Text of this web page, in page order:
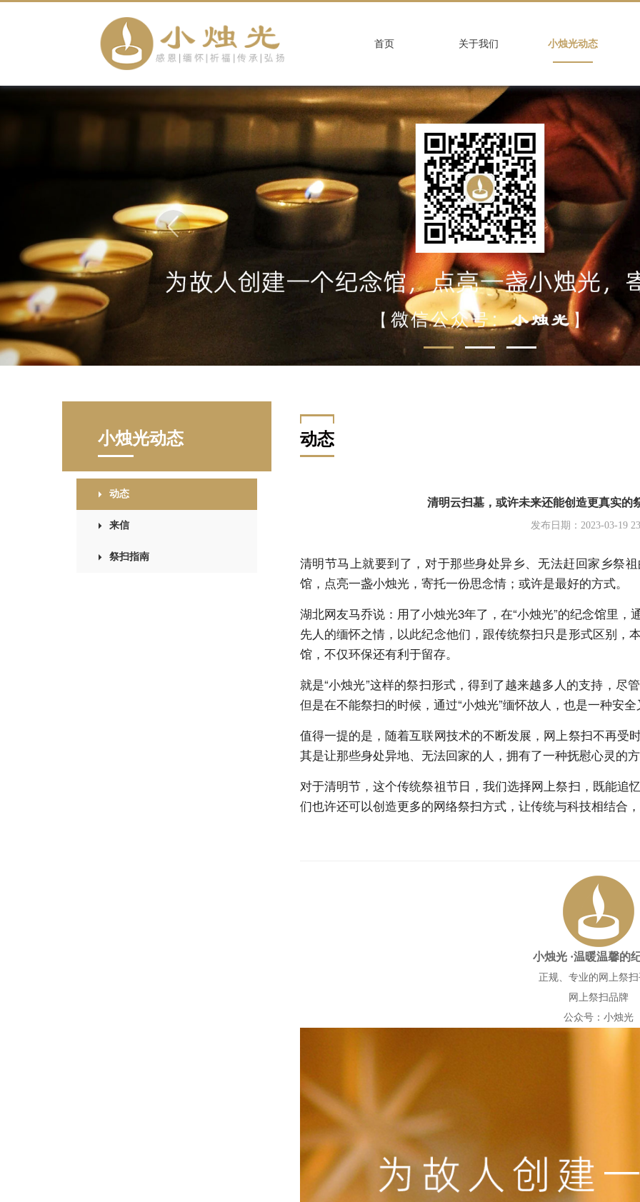
首页 关于我们 小烛光动态
小烛光动态
动态
来信
祭扫指南
动态
清明云扫墓，或许未来还能创造更真实的
发布日期：2023-03-19
清明节马上就要到了，对于那些身处异乡、无法赶回家乡祭
馆，点亮一盏小烛光，寄托一份思念情；或许是最好的方式。
湖北网友马乔说：用了小烛光3年了，在“小烛光”的纪念馆里
先人的缅怀之情，以此纪念他们，跟传统祭扫只是形式区别，
馆，不仅环保还有利于留存。
就是“小烛光”这样的祭扫形式，得到了越来越多人的支持，尽
但是在不能祭扫的时候，通过“小烛光”缅怀故人，也是一种安
值得一提的是，随着互联网技术的不断发展，网上祭扫不再受
其是让那些身处异地、无法回家的人，拥有了一种抚慰心灵的
对于清明节，这个传统祭祖节日，我们选择网上祭扫，既能追
们也许还可以创造更多的网络祭扫方式，让传统与科技相结合
小烛光 ·温暖温馨的
正规、专业的网上祭
网上祭扫品牌
公众号：小烛光